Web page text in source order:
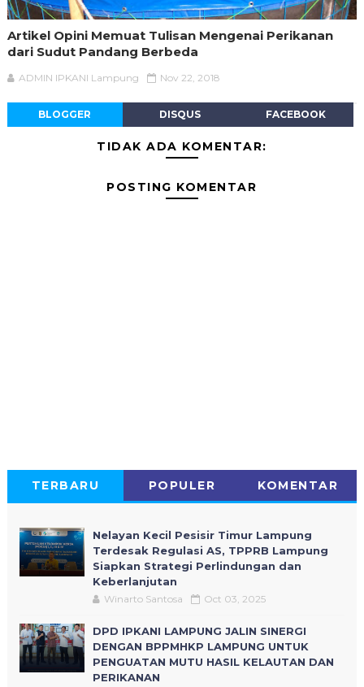
Artikel Opini Memuat Tulisan Mengenai Perikanan
dari Sudut Pandang Berbeda
ADMIN IPKANI Lampung Nov 22, 2018
BLOGGER DISQUS FACEBOOK
TIDAK ADA KOMENTAR:
POSTING KOMENTAR
TERBARU POPULER KOMENTAR
Nelayan Kecil Pesisir Timur Lampung
Terdesak Regulasi AS, TPPRB Lampung
Siapkan Strategi Perlindungan dan
Keberlanjutan
Winarto Santosa Oct 03, 2025
DPD IPKANI LAMPUNG JALIN SINERGI
DENGAN BPPMHKP LAMPUNG UNTUK
PENGUATAN MUTU HASIL KELAUTAN DAN
PERIKANAN